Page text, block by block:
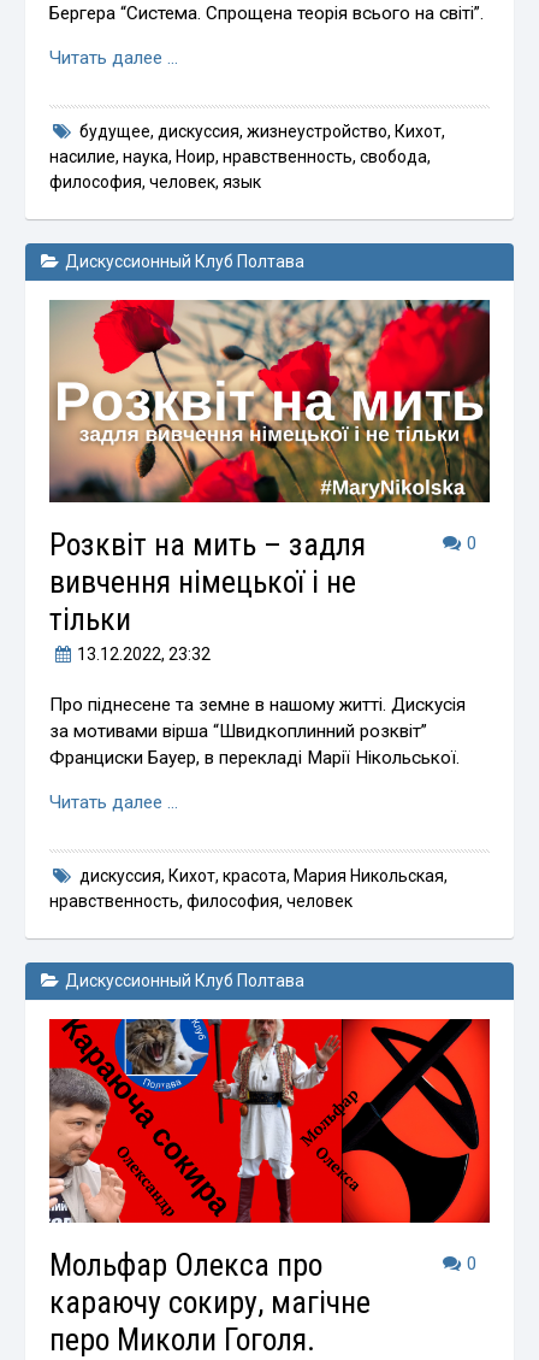
Бергера “Система. Спрощена теорія всього на світі”.
Читать далее …
будущее, дискуссия, жизнеустройство, Кихот,
насилие,наука, Ноир,нравственность,свобода,
философия,человек,язык
Дискуссионный Клуб Полтава
0
Розквіт на мить – задля
вивчення німецької і не
тільки
13.12.2022, 23:32
Про піднесене та земне в нашому житті. Дискусія
за мотивами вірша “Швидкоплинний розквіт”
Франциски Бауер, в перекладі Марії Нікольської.
Читать далее …
дискуссия, Кихот, красота, Мария Никольская,
нравственность,философия,человек
Дискуссионный Клуб Полтава
0
Мольфар Олекса про
караючу сокиру, магічне
перо Миколи Гоголя.